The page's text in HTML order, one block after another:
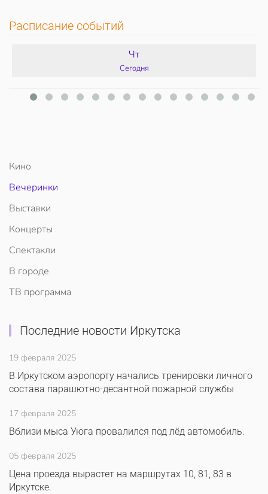
Расписание событий
Чт
Сегодня
Кино
Вечеринки
Выставки
Концерты
Спектакли
В городе
ТВ программа
Последние новости Иркутска
19 февраля 2025
В Иркутском аэропорту начались тренировки личного
состава парашютно-десантной пожарной службы
17 февраля 2025
Вблизи мыса Уюга провалился под лёд автомобиль.
05 февраля 2025
Цена проезда вырастет на маршрутах 10, 81, 83 в
Иркутске.